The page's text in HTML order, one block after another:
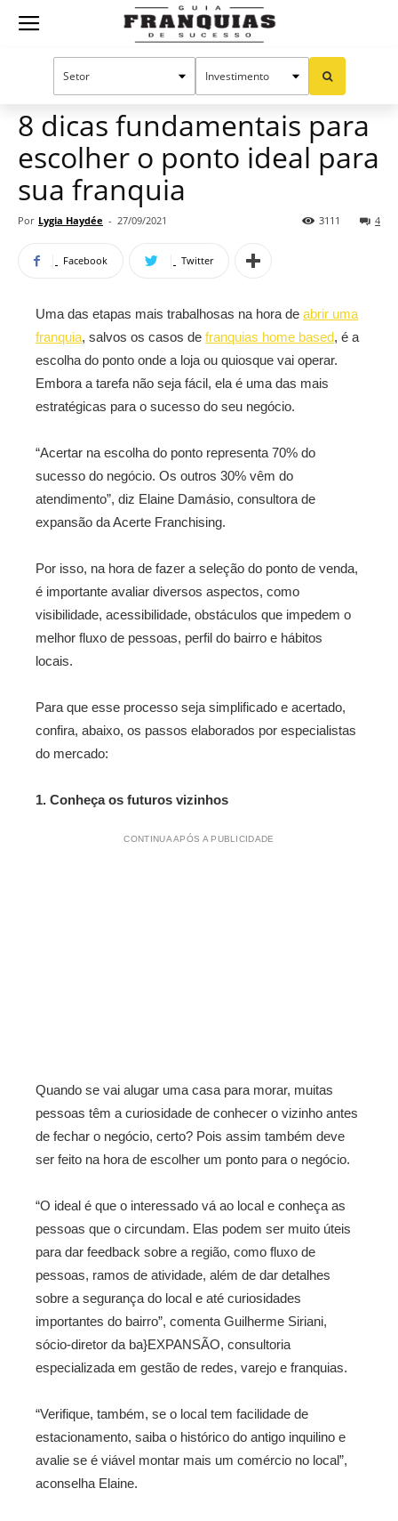
Guia
Dicas para franqueados
8 dicas fundamentais para
escolher o ponto ideal para
sua franquia
Por Lygia Haydée - 27/09/2021 4
3111
Facebook Twitter
Uma das etapas mais trabalhosas na hora de abrir uma
franquia, salvos os casos de franquias home based, é a
escolha do ponto onde a loja ou quiosque vai operar.
Embora a tarefa não seja fácil, ela é uma das mais
estratégicas para o sucesso do seu negócio.
“Acertar na escolha do ponto representa 70% do
sucesso do negócio. Os outros 30% vêm do
atendimento”, diz Elaine Damásio, consultora de
expansão da Acerte Franchising.
Por isso, na hora de fazer a seleção do ponto de venda,
é importante avaliar diversos aspectos, como
visibilidade, acessibilidade, obstáculos que impedem o
melhor fluxo de pessoas, perfil do bairro e hábitos
locais.
Para que esse processo seja simplificado e acertado,
confira, abaixo, os passos elaborados por especialistas
do mercado:
1. Conheça os futuros vizinhos
CONTINUA APÓS A PUBLICIDADE
Quando se vai alugar uma casa para morar, muitas
pessoas têm a curiosidade de conhecer o vizinho antes
de fechar o negócio, certo? Pois assim também deve
ser feito na hora de escolher um ponto para o negócio.
“O ideal é que o interessado vá ao local e conheça as
pessoas que o circundam. Elas podem ser muito úteis
para dar feedback sobre a região, como fluxo de
pessoas, ramos de atividade, além de dar detalhes
sobre a segurança do local e até curiosidades
importantes do bairro”, comenta Guilherme Siriani,
sócio-diretor da ba}EXPANSÃO, consultoria
especializada em gestão de redes, varejo e franquias.
“Verifique, também, se o local tem facilidade de
estacionamento, saiba o histórico do antigo inquilino e
avalie se é viável montar mais um comércio no local”,
aconselha Elaine.